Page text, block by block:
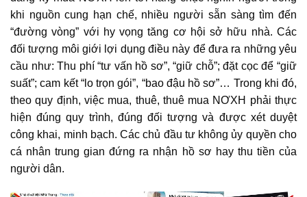
khi nguồn cung hạn chế, nhiều người sẵn sàng tìm đến
“đường vòng” với hy vọng tăng cơ hội sở hữu nhà. Các
đối tượng môi giới lợi dụng điều này để đưa ra những yêu
cầu như: Thu phí “tư vấn hồ sơ”, “giữ chỗ”; đặt cọc để “giữ
suất”; cam kết “lo trọn gói”, “bao đậu hồ sơ”… Trong khi đó,
theo quy định, việc mua, thuê, thuê mua NƠXH phải thực
hiện đúng quy trình, đúng đối tượng và được xét duyệt
công khai, minh bạch. Các chủ đầu tư không ủy quyền cho
cá nhân trung gian đứng ra nhận hồ sơ hay thu tiền của
người dân.